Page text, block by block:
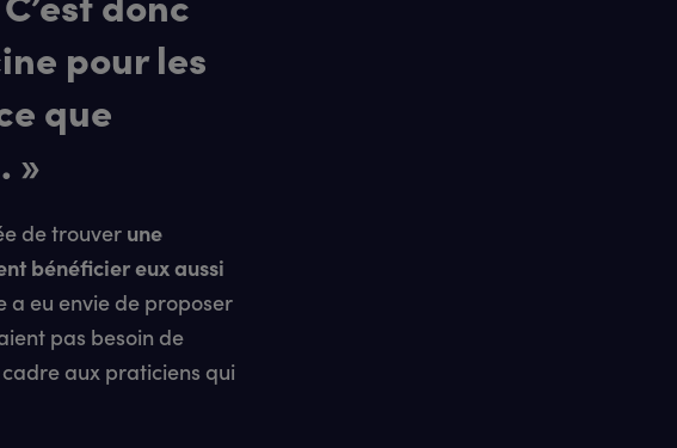
pour les
que
»
de trouver une
bénéficier eux aussi
a eu envie de proposer
pas besoin de
aux praticiens qui